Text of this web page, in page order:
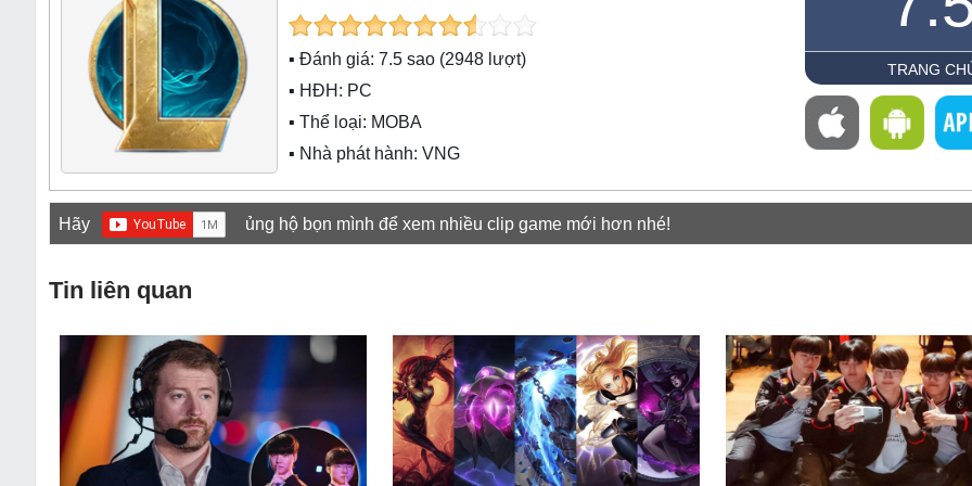
▪ Đánh giá: 7.5 sao (2948 lượt)
▪ HĐH: PC
▪ Thể loại: MOBA
▪ Nhà phát hành: VNG
TRANG
Hãy ủng hộ bọn mình để xem nhiều clip game mới hơn nhé!
Tin liên quan